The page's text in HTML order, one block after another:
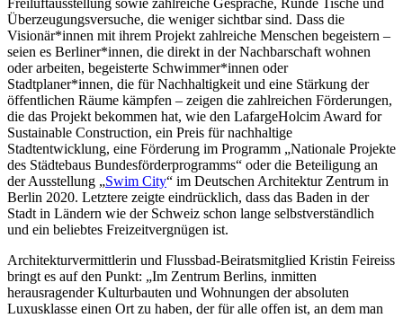
Überzeugungsversuche, die weniger sichtbar sind. Dass die
Visionär*innen mit ihrem Projekt zahlreiche Menschen begeistern –
seien es Berliner*innen, die direkt in der Nachbarschaft wohnen
oder arbeiten, begeisterte Schwimmer*innen oder
Stadtplaner*innen, die für Nachhaltigkeit und eine Stärkung der
öffentlichen Räume kämpfen – zeigen die zahlreichen Förderungen,
die das Projekt bekommen hat, wie den LafargeHolcim Award for
Sustainable Construction, ein Preis für nachhaltige
Stadtentwicklung, eine Förderung im Programm „Nationale Projekte
des Städtebaus Bundesförderprogramms“ oder die Beteiligung an
der Ausstellung „Swim City“ im Deutschen Architektur Zentrum in
Berlin 2020. Letztere zeigte eindrücklich, dass das Baden in der
Stadt in Ländern wie der Schweiz schon lange selbstverständlich
und ein beliebtes Freizeitvergnügen ist.
Architekturvermittlerin und Flussbad-Beiratsmitglied Kristin Feireiss
bringt es auf den Punkt: „Im Zentrum Berlins, inmitten
herausragender Kulturbauten und Wohnungen der absoluten
Luxusklasse einen Ort zu haben, der für alle offen ist, an dem man